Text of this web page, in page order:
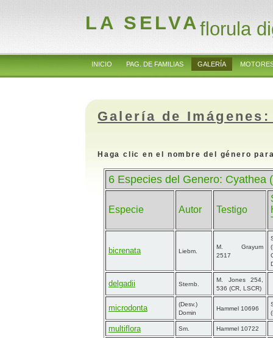
LA SELVAflorula
INICIO PAG. DE FAMILIAS GALERÍA
Galería de
Haga clic en el nombre del género
6 Especies del Genero: Cyathea
Especie Autor Testigo
bicrenata Liebm.
M. Grayum
2517
delgadii Sternb.
M. Jones 254,
536 (CR, LSCR)
microdonta
(Desv.)
Domin
Hammel 10696
multiflora Sm. Hammel 10722